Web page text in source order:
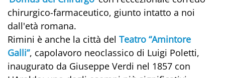
chirurgico-farmaceutico, giunto intatto a noi
dall'età romana.
Rimini è anche la città del Teatro “Amintore
Galli”, capolavoro neoclassico di Luigi Poletti,
inaugurato da Giuseppe Verdi nel 1857 con